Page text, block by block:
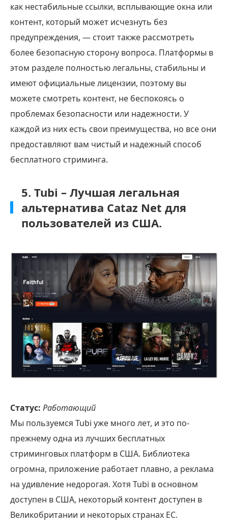
как нестабильные ссылки, всплывающие окна или
контент, который может исчезнуть без
предупреждения, — стоит также рассмотреть
более безопасную сторону вопроса. Платформы в
этом разделе полностью легальны, стабильны и
имеют официальные лицензии, поэтому вы
можете смотреть контент, не беспокоясь о
проблемах безопасности или надежности. У
каждой из них есть свои преимущества, но все они
предоставляют вам чистый и надежный способ
бесплатного стриминга.
5. Tubi – Лучшая легальная
альтернатива Cataz Net для
пользователей из США.
Статус: Работающий
Мы пользуемся Tubi уже много лет, и это по-
прежнему одна из лучших бесплатных
стриминговых платформ в США. Библиотека
огромна, приложение работает плавно, а реклама
на удивление недорогая. Хотя Tubi в основном
доступен в США, некоторый контент доступен в
Великобритании и некоторых странах ЕС.